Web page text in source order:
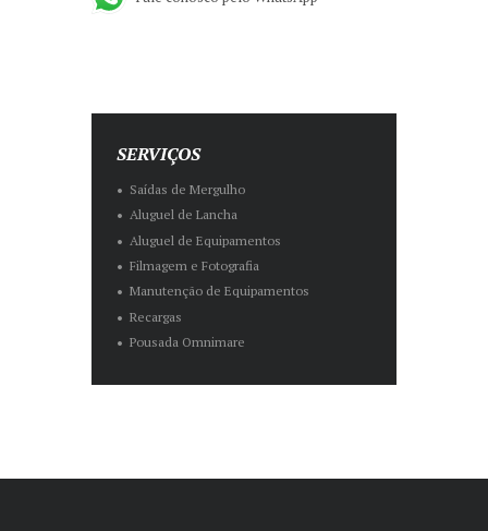
SERVIÇOS
Saídas de Mergulho
Aluguel de Lancha
Aluguel de Equipamentos
Filmagem e Fotografia
Manutenção de Equipamentos
Recargas
Pousada Omnimare